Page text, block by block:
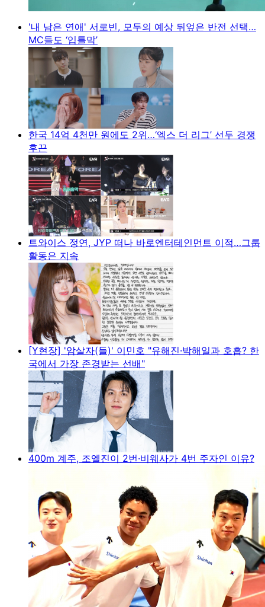
'내 남은 연애' 서로빈, 모두의 예상 뒤엎은 반전 선택…
MC들도 ‘입틀막’
한국 14억 4천만 원에도 2위…‘엑스 더 리그’ 선두 경쟁
후끈
트와이스 정연, JYP 떠나 바로엔터테인먼트 이적…그룹
활동은 지속
[Y현장] '암살자(들)' 이민호 "유해진·박해일과 호흡? 한
국에서 가장 존경받는 선배"
400m 계주, 조엘진이 2번·비웨사가 4번 주자인 이유?